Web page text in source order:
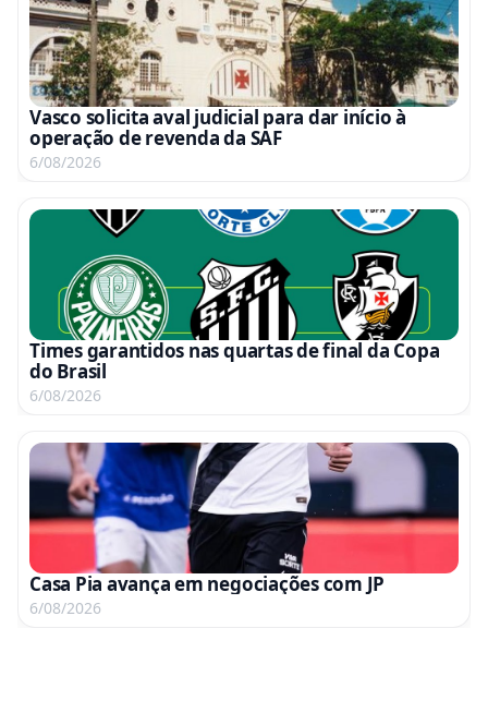
Vasco solicita aval judicial para dar início à
operação de revenda da SAF
6/08/2026
Times garantidos nas quartas de final da Copa
do Brasil
6/08/2026
Casa Pia avança em negociações com JP
6/08/2026